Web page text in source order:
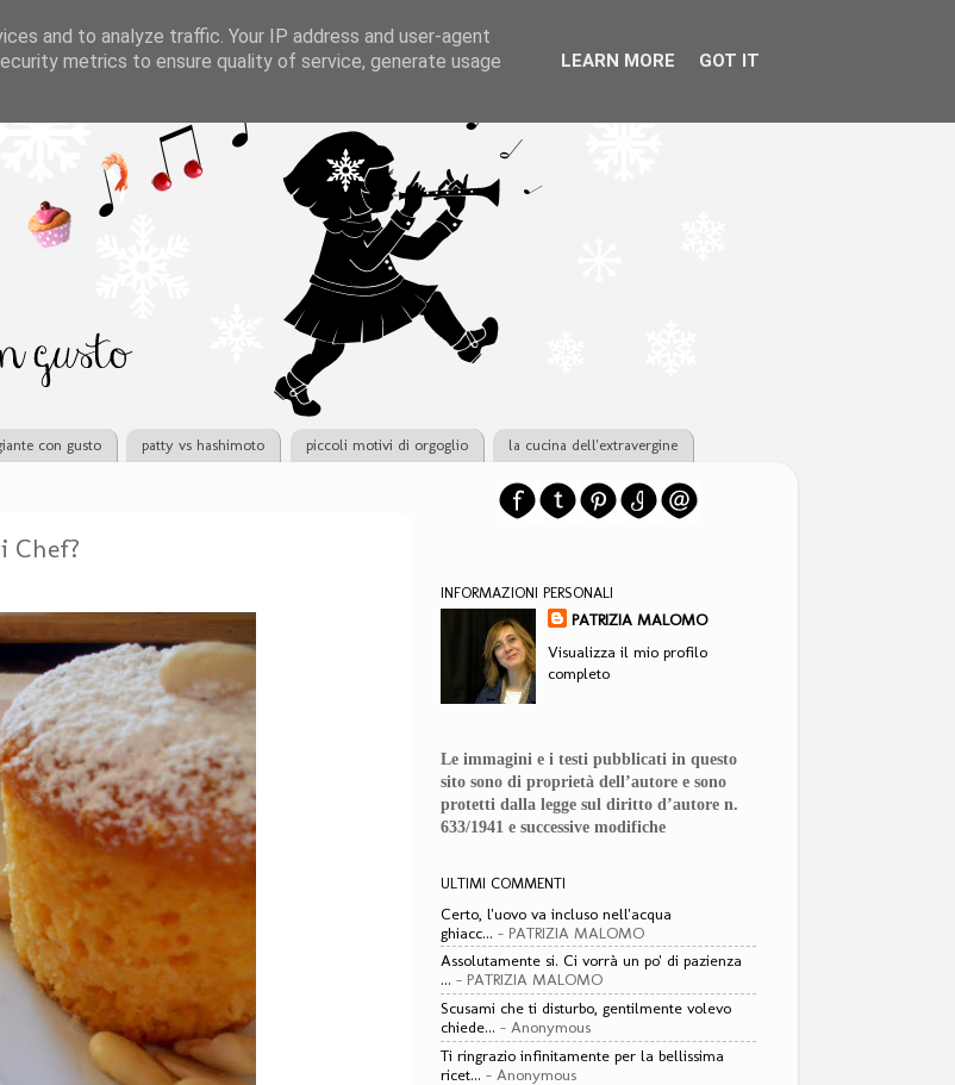
con gusto patty vs hashimoto piccoli motivi di orgoglio la cucina dell'extravergine
Chef?
INFORMAZIONI PERSONALI
PATRIZIA MALOMO
Visualizza il mio profilo
completo
Le immagini e i testi pubblicati in questo
sito sono di proprietà dell’autore e sono
protetti dalla legge sul diritto d’autore n.
633/1941 e successive modifiche
ULTIMI COMMENTI
Certo, l'uovo va incluso nell'acqua
ghiacc... - PATRIZIA MALOMO
Assolutamente si. Ci vorrà un po' di pazienza
... - PATRIZIA MALOMO
Scusami che ti disturbo, gentilmente volevo
chiede... - Anonymous
Ti ringrazio infinitamente per la bellissima
ricet... - Anonymous
and to analyze traffic. Your IP address and user-agent
metrics to ensure quality of service, generate usage
LEARN MORE GOT IT